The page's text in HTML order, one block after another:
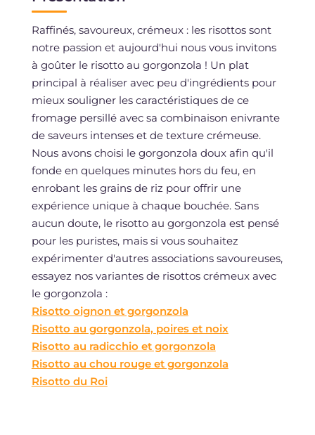
Raffinés, savoureux, crémeux : les risottos sont
notre passion et aujourd'hui nous vous invitons
à goûter le risotto au gorgonzola ! Un plat
principal à réaliser avec peu d'ingrédients pour
mieux souligner les caractéristiques de ce
fromage persillé avec sa combinaison enivrante
de saveurs intenses et de texture crémeuse.
Nous avons choisi le gorgonzola doux afin qu'il
fonde en quelques minutes hors du feu, en
enrobant les grains de riz pour offrir une
expérience unique à chaque bouchée. Sans
aucun doute, le risotto au gorgonzola est pensé
pour les puristes, mais si vous souhaitez
expérimenter d'autres associations savoureuses,
essayez nos variantes de risottos crémeux avec
le gorgonzola :
Risotto oignon et gorgonzola
Risotto au gorgonzola, poires et noix
Risotto au radicchio et gorgonzola
Risotto au chou rouge et gorgonzola
Risotto du Roi